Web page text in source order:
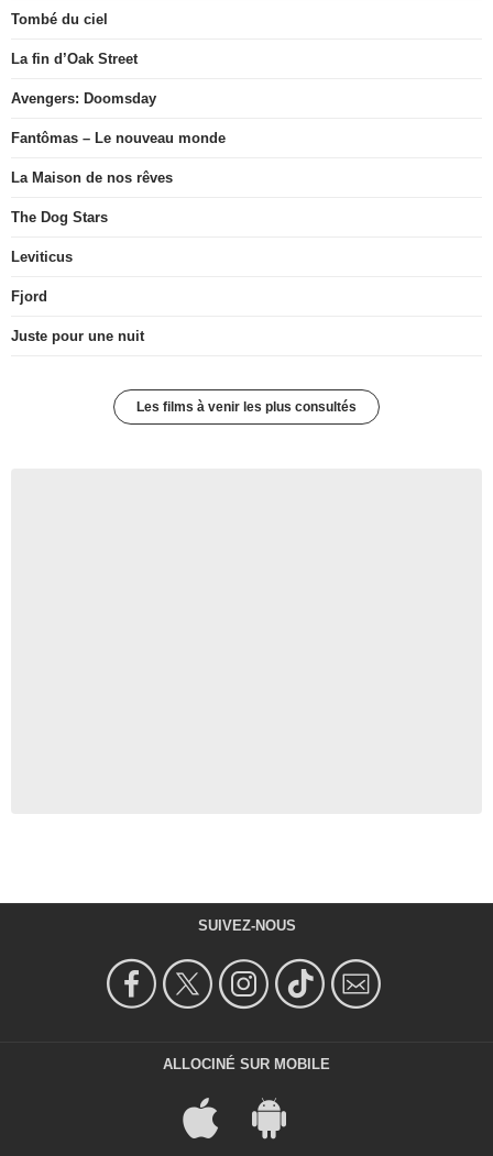
Tombé du ciel
La fin d’Oak Street
Avengers: Doomsday
Fantômas – Le nouveau monde
La Maison de nos rêves
The Dog Stars
Leviticus
Fjord
Juste pour une nuit
Les films à venir les plus consultés
SUIVEZ-NOUS
ALLOCINÉ SUR MOBILE